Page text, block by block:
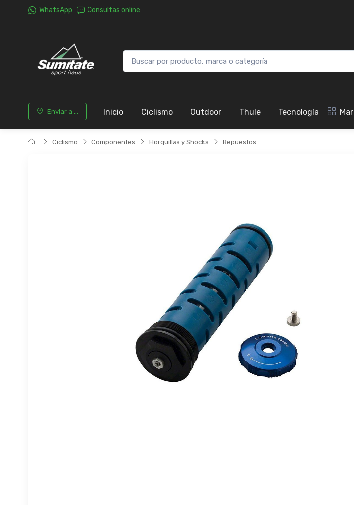
WhatsApp Consultas online
Enviar a ... Inicio Ciclismo Outdoor Thule Tecnología
Ciclismo Componentes Horquillas y Shocks Repuestos